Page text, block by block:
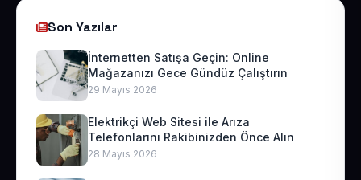
Son Yazılar
İnternetten Satışa Geçin: Online
Mağazanızı Gece Gündüz Çalıştırın
29 Mayıs 2026
Elektrikçi Web Sitesi ile Arıza
Telefonlarını Rakibinizden Önce Alın
28 Mayıs 2026